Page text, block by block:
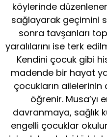
köylerinde
sağlayarak geçimini
sonra tavşanları
yaralılarını ise terk
Kendini çocuk gibi
madende bir hayat
çocukların ailelerinin
öğrenir. Musa’yı
davranmaya, sağlık
engelli çocuklar